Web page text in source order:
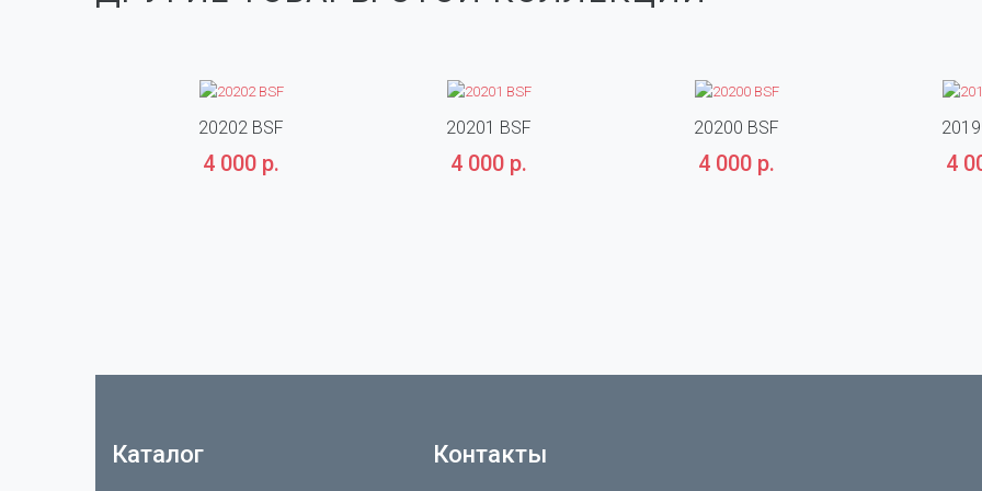
20202 BSF
4 000 р.
20201 BSF
4 000 р.
20200 BSF
4 000 р. 4
Каталог Контакты